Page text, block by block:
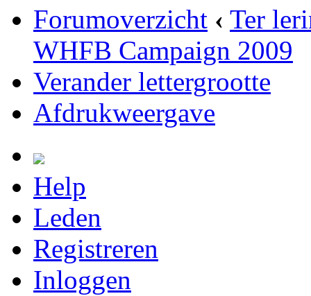
Forumoverzicht ‹ Ter
WHFB Campaign 2009
Verander lettergrootte
Afdrukweergave
Help
Leden
Registreren
Inloggen